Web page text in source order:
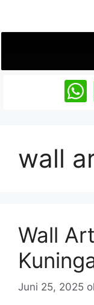
wall
Wall
Juni 25, 2025